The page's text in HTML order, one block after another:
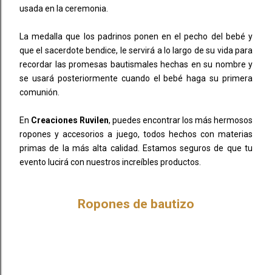
usada en la ceremonia.
La medalla que los padrinos ponen en el pecho del bebé y
que el sacerdote bendice, le servirá a lo largo de su vida para
recordar las promesas bautismales hechas en su nombre y
se usará posteriormente cuando el bebé haga su primera
comunión.
En Creaciones Ruvilen, puedes encontrar los más hermosos
ropones y accesorios a juego, todos hechos con materias
primas de la más alta calidad. Estamos seguros de que tu
evento lucirá con nuestros increíbles productos.
Ropones de bautizo